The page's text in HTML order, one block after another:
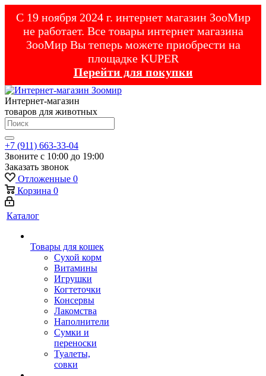
С 19 ноября 2024 г. интернет магазин ЗооМир
не работает. Все товары интернет магазина
ЗооМир Вы теперь можете приобрести на
площадке KUPER
Перейти для покупки
Интернет-магазин
товаров для животных
+7 (911) 663-33-04
Звоните с 10:00 до 19:00
Заказать звонок
Отложенные 0
Корзина 0
Каталог
Товары для кошек
Cухой корм
Витамины
Игрушки
Когтеточки
Консервы
Лакомства
Наполнители
Сумки и
переноски
Туалеты,
совки